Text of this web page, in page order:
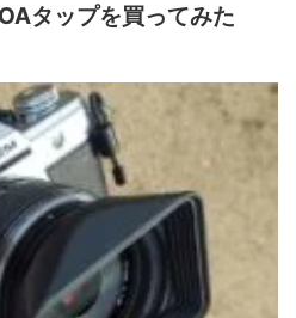
タップを買ってみた